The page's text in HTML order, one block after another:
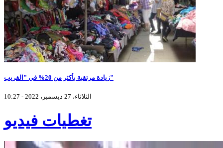
زيادة مرتقبة بأكثر من 20% في "الفريب"
الثلاثاء، 27 ديسمبر، 2022 - 10:27
تغطيات فيديو